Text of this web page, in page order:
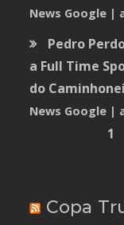
News Google
Pedro
a Full Time
do
News Google
1
Copa